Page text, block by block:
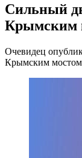
Сильный
Крымским
Очевидец
Крымским мостом